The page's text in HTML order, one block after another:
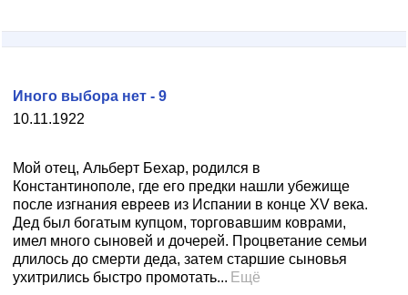
10.11.1922
Иного выбора нет - 9
Мой отец, Альберт Бехар, родился в
Константинополе, где его предки нашли убежище
после изгнания евреев из Испании в конце XV века.
Дед был богатым купцом, торговавшим коврами,
имел много сыновей и дочерей. Процветание семьи
длилось до смерти деда, затем старшие сыновья
ухитрились быстро промотать... Ещё